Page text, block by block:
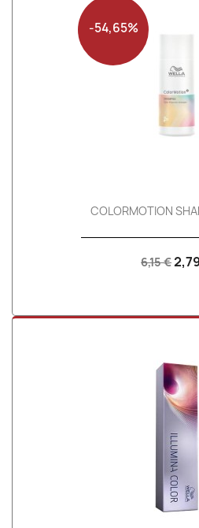
COLORMOTION
6,15 €
-54,65%